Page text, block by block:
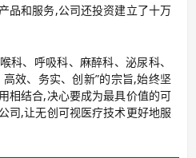
品和服务,公司还投资建立了十万
科、呼吸科、麻醉科、泌尿科、
效、务实、创新”的宗旨,始终坚
相结合,决心要成为最具价值的可
司,让无创可视医疗技术更好地服